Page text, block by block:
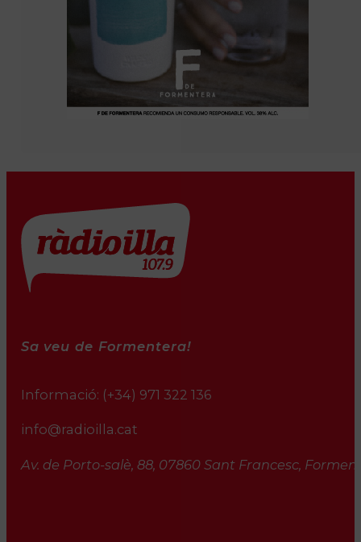
Sa veu de Formentera!
Informació: (+34) 971 322 136
info@radioilla.cat
Av. de Porto-salè, 88, 07860 Sant Francesc,